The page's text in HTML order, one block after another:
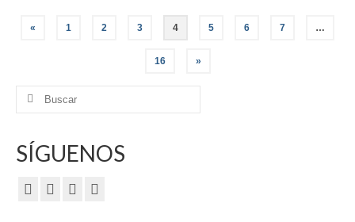
Paginación
entradas
« 1 2 3 4 5 6 7 …
16 »
Buscar
SÍGUENOS